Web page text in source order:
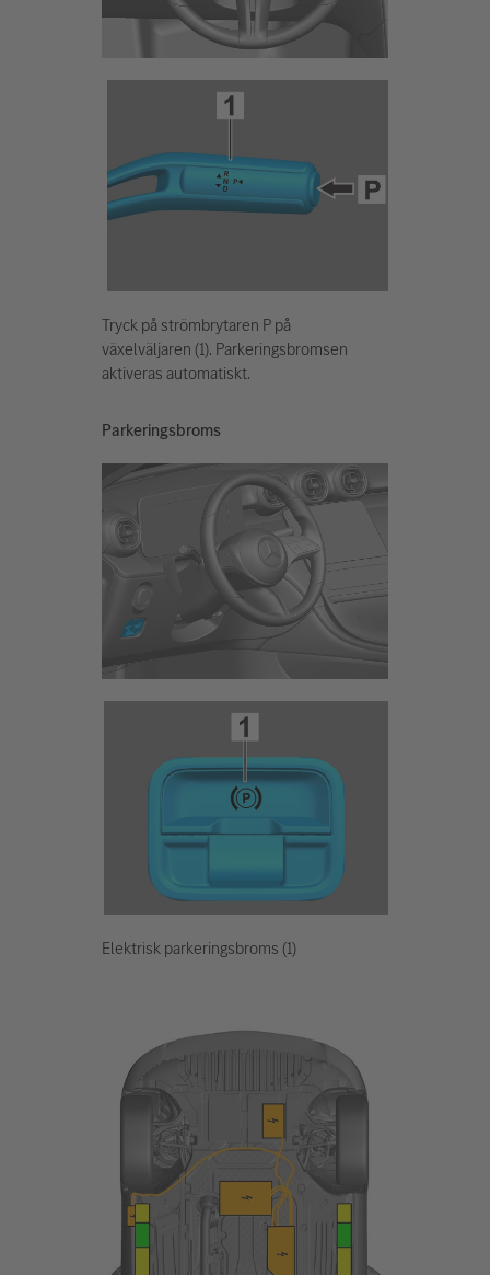
Tryck på strömbrytaren P på
växelväljaren (1). Parkeringsbromsen
aktiveras automatiskt.
Parkeringsbroms
Elektrisk parkeringsbroms (1)